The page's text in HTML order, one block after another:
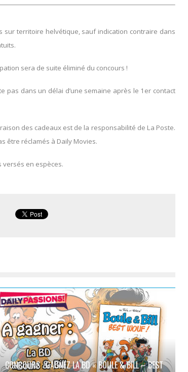
territoire helvétique, sauf indication contraire dans
sera de suite éliminé du concours !
pas dans un délai d’une semaine après le 1er contact
des cadeaux est de la responsabilité de La Poste.
être réclamés à Daily Movies.
versés en espèces.
CONCOURS : GAGNEZ LA BD « BOULE & BILL – BEST